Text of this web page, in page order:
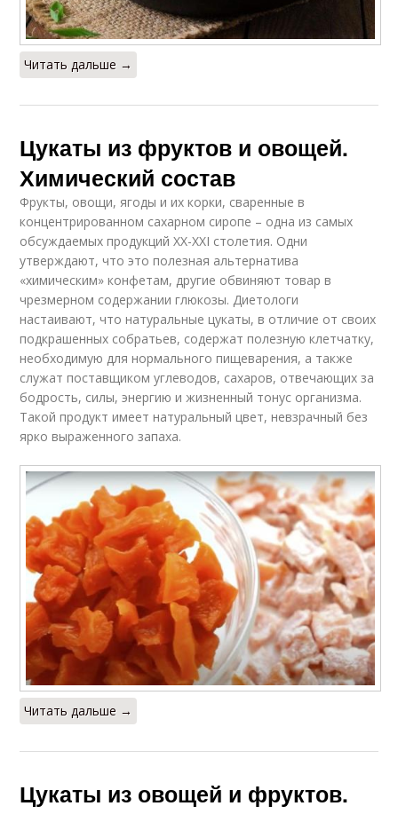
Читать дальше →
Цукаты из фруктов и овощей.
Химический состав
Фрукты, овощи, ягоды и их корки, сваренные в
концентрированном сахарном сиропе – одна из самых
обсуждаемых продукций XX-XXI столетия. Одни
утверждают, что это полезная альтернатива
«химическим» конфетам, другие обвиняют товар в
чрезмерном содержании глюкозы. Диетологи
настаивают, что натуральные цукаты, в отличие от своих
подкрашенных собратьев, содержат полезную клетчатку,
необходимую для нормального пищеварения, а также
служат поставщиком углеводов, сахаров, отвечающих за
бодрость, силы, энергию и жизненный тонус организма.
Такой продукт имеет натуральный цвет, невзрачный без
ярко выраженного запаха.
Читать дальше →
Цукаты из овощей и фруктов.